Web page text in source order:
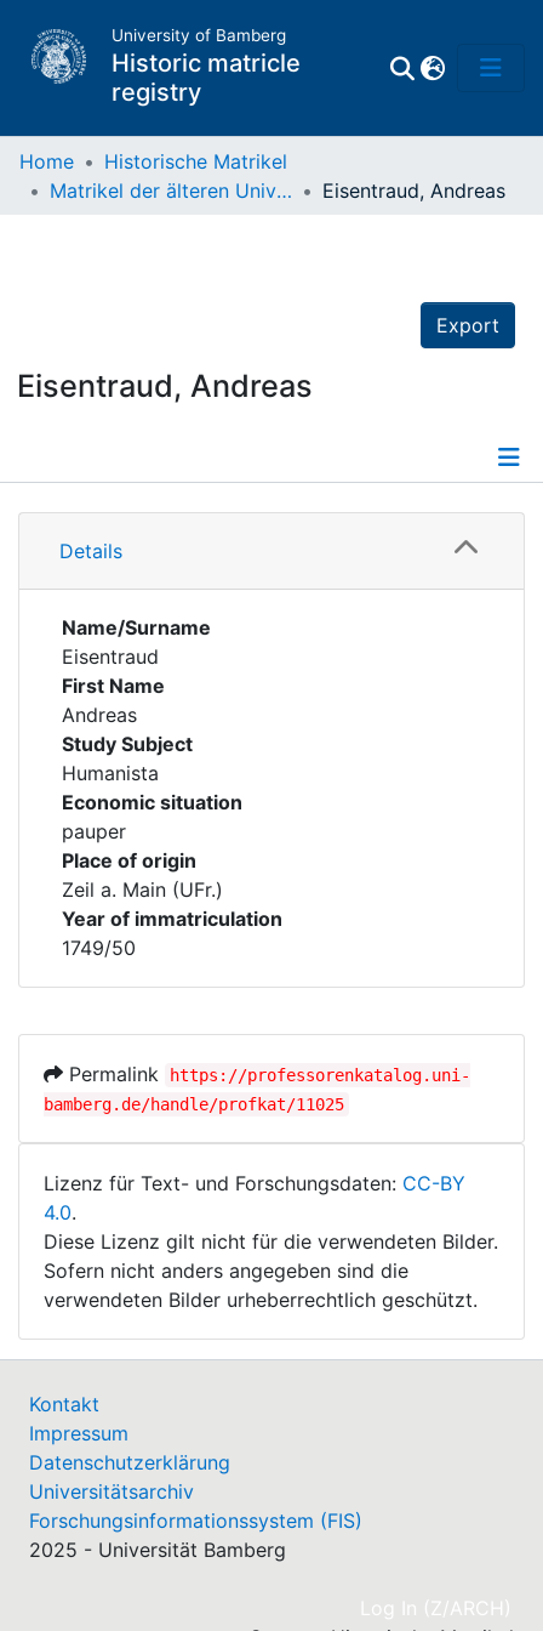
University of Bamberg
Historic matricle
registry
Home
Historische Matrikel
Matrikel der älteren Universität
Eisentraud, Andreas
Export
Eisentraud, Andreas
Details
Details
Name/Surname
Eisentraud
First Name
Andreas
Study Subject
Humanista
Economic situation
pauper
Place of origin
Zeil a. Main (UFr.)
Year of immatriculation
1749/50
Permalink
https://professorenkatalog.uni-
bamberg.de/handle/profkat/11025
Lizenz für Text- und Forschungsdaten: CC-BY
4.0.
Diese Lizenz gilt nicht für die verwendeten Bilder.
Sofern nicht anders angegeben sind die
verwendeten Bilder urheberrechtlich geschützt.
Kontakt
Impressum
Datenschutzerklärung
Universitätsarchiv
Forschungsinformationssystem (FIS)
2025 - Universität Bamberg
Log In (Z/ARCH)